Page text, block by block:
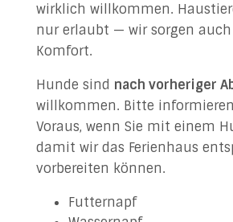
wirklich willkommen.
nur erlaubt — wir sorgen
Komfort.
Hunde sind nach vorheriger
willkommen. Bitte
Voraus, wenn Sie mit einem
damit wir das Ferienhaus
vorbereiten können.
Futternapf